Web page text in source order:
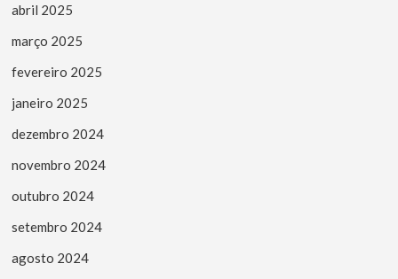
abril 2025
março 2025
fevereiro 2025
janeiro 2025
dezembro 2024
novembro 2024
outubro 2024
setembro 2024
agosto 2024